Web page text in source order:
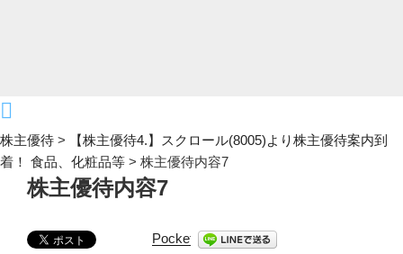
株主優待 >
【株主優待4.】スクロール(8005)より株主優待案内到
着！ 食品、化粧品等 > 株主優待内容7
株主優待内容7
Pocket